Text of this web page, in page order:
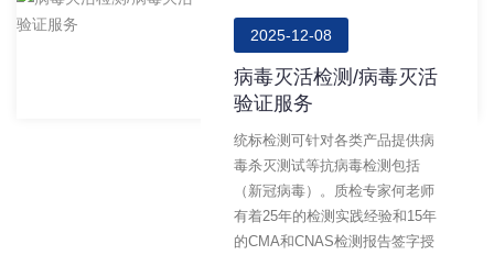
2025-12-08
病毒灭活检测/病毒灭活
验证服务
统标检测可针对各类产品提供病
毒杀灭测试等抗病毒检测包括
（新冠病毒）。质检专家何老师
有着25年的检测实践经验和15年
的CMA和CNAS检测报告签字授